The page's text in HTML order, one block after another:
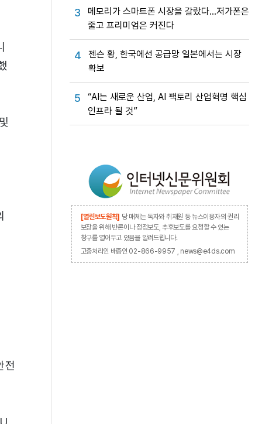
전
3
메모리가 스마트폰 시장을 갈랐다…저가폰은
줄고 프리미엄은 커진다
4
젠슨 황, 한국에선 공급망 일본에서는 시장
확보
5
“AI는 새로운 산업, AI 팩토리 산업혁명 핵심
인프라 될 것”
[열린보도원칙] 당 매체는 독자와 취재원 등 뉴스이용자의 권리
보장을 위해 반론이나 정정보도, 추후보도를 요청할 수 있는
창구를 열어두고 있음을 알려드립니다.
고충처리인 배종인 02-866-9957 , news@e4ds.com